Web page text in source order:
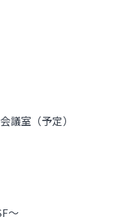
議室（予定）
～